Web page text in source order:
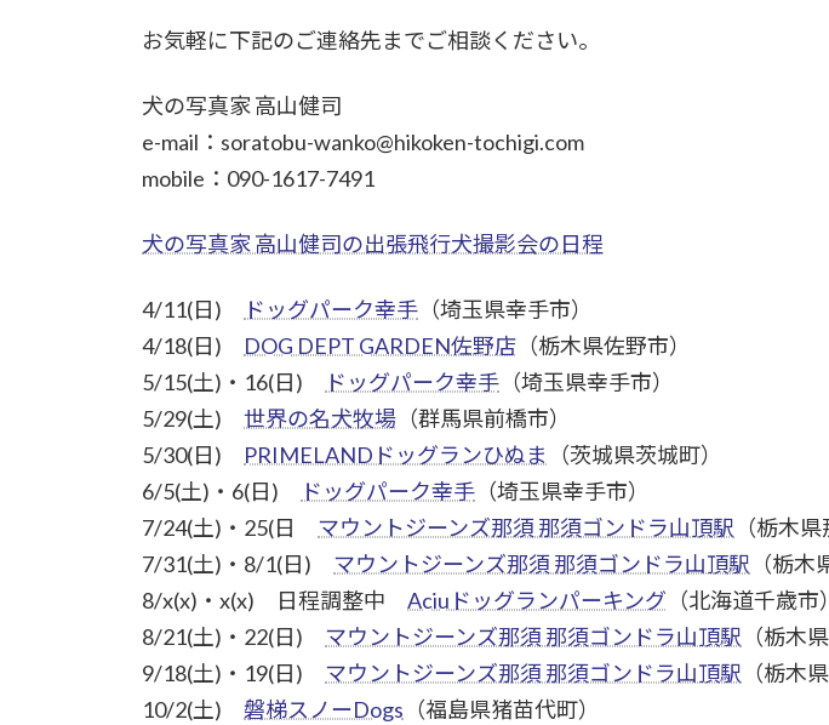
お気軽に下記のご連絡先までご相談ください。
犬の写真家 高山健司
e-mail：soratobu-wanko@hikoken-tochigi.com
mobile：090-1617-7491
犬の写真家 高山健司の出張飛行犬撮影会の日程
4/11(日) ドッグパーク幸手 （埼玉県幸手市）
4/18(日) DOG DEPT GARDEN佐野店 （栃木県佐野市）
5/15(土)・16(日)
ドッグパーク幸手 （埼玉県幸手市）
5/29(土) 世界の名犬牧場 （群馬県前橋市）
5/30(日) PRIMELANDドッグランひぬま
（茨城県茨城町）
6/5(土)・6(日)
ドッグパーク幸手 （埼玉県幸手市）
7/24(土)・25(日 マウントジーンズ那須 那須ゴンドラ山頂駅 （栃木県
7/31(土)・8/1(日) マウントジーンズ那須 那須ゴンドラ山頂駅 （栃木
8/x(x)・x(x) 日程調整中 Aciuドッグランパーキング （北海道千歳市）
8/21(土)・22(日) マウントジーンズ那須 那須ゴンドラ山頂駅 （栃木
9/18(土)・19(日) マウントジーンズ那須 那須ゴンドラ山頂駅 （栃木
10/2(土) 磐梯スノーDogs （福島県猪苗代町）